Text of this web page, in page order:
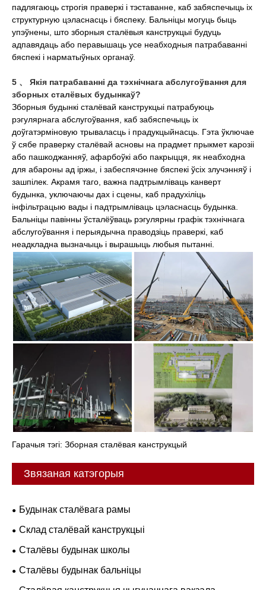
падлягаюць строгія праверкі і тэставанне, каб забяспечыць іх
структурную цэласнасць і бяспеку. Бальніцы могуць быць
упэўнены, што зборныя сталёвыя канструкцыі будуць
адпавядаць або перавышаць усе неабходныя патрабаванні
бяспекі і нарматыўных органаў.
5 、 Якія патрабаванні да тэхнічнага абслугоўвання для
зборных сталёвых будынкаў?
Зборныя будынкі сталёвай канструкцыі патрабуюць
рэгулярнага абслугоўвання, каб забяспечыць іх
доўгатэрміновую трываласць і прадукцыйнасць. Гэта ўключае
ў сябе праверку сталёвай асновы на прадмет прыкмет карозіі
або пашкоджанняў, афарбоўкі або пакрыцця, як неабходна
для абароны ад іржы, і забеспячэнне бяспекі ўсіх злучэнняў і
зашпілек. Акрамя таго, важна падтрымліваць канверт
будынка, уключаючы дах і сцены, каб прадухіліць
інфільтрацыю вады і падтрымліваць цэласнасць будынка.
Бальніцы павінны ўсталёўваць рэгулярны графік тэхнічнага
абслугоўвання і перыядычна праводзіць праверкі, каб
неадкладна вызначыць і вырашыць любыя пытанні.
Гарачыя тэгі: Зборная сталёвая канструкцый
Звязаная катэгорыя
Будынак сталёвага рамы
Склад сталёвай канструкцыі
Сталёвы будынак школы
Сталёвы будынак бальніцы